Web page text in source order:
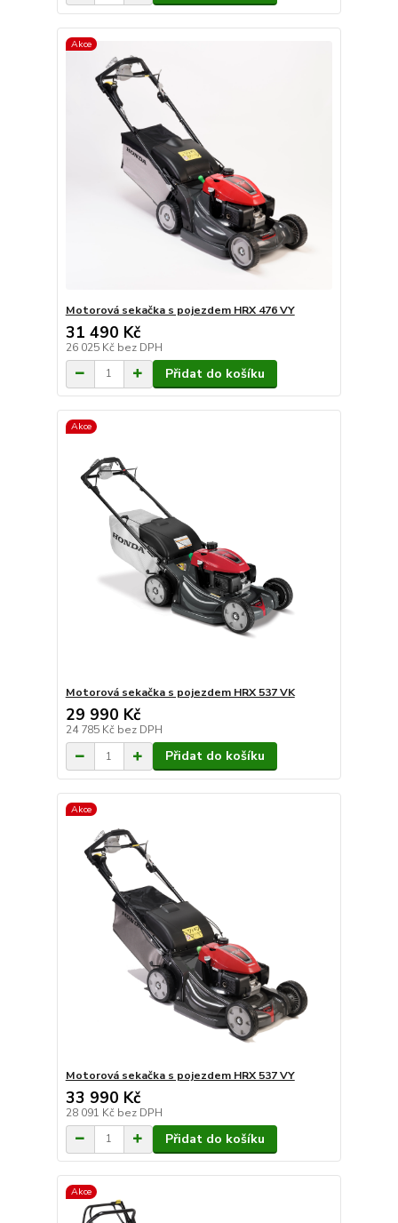
Akce
Motorová sekačka s pojezdem HRX 476 VY
31 490 Kč
26 025 Kč bez DPH
Přidat do košíku
Akce
Motorová sekačka s pojezdem HRX 537 VK
29 990 Kč
24 785 Kč bez DPH
Přidat do košíku
Akce
Motorová sekačka s pojezdem HRX 537 VY
33 990 Kč
28 091 Kč bez DPH
Přidat do košíku
Akce